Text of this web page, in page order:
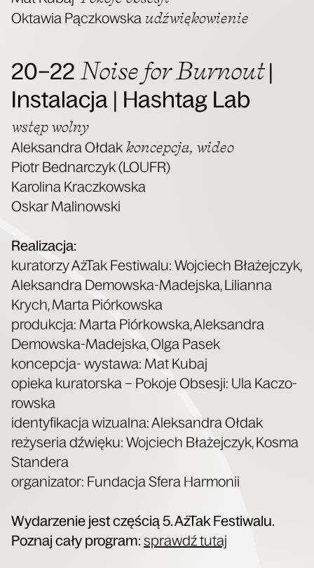
Okta­wia Pącz­kow­ska udźwię­ko­wie­nie
20–22 Noise for Burnout|
Instalacja | Hashtag Lab
wstęp wol­ny
Alek­san­dra Ołdak kon­cep­cja, wideo
Piotr Bed­nar­czyk (LOUFR)
Karo­li­na Kracz­kow­ska
Oskar Mali­now­ski
Reali­za­cja:
kura­to­rzy AżTak Festi­wa­lu: Woj­ciech Bła­żej­czyk,
Alek­san­dra Demow­ska-Madej­ska, Lilian­na
Krych, Mar­ta Piór­kow­ska
pro­duk­cja: Mar­ta Piór­kow­ska, Alek­san­dra
Demow­ska-Madej­ska, Olga Pasek
kon­cep­cja- wysta­wa: Mat Kubaj
opie­ka kura­tor­ska – Poko­je Obse­sji: Ula Kaczo­
row­ska
iden­ty­fi­ka­cja wizu­al­na: Alek­san­dra Ołdak
reży­se­ria dźwię­ku: Woj­ciech Bła­żej­czyk, Kosma
Stan­de­ra
orga­ni­za­tor: Fun­da­cja Sfe­ra Harmonii
Wyda­rze­nie jest czę­ścią 5. AżTak Festi­wa­lu.
Poznaj cały pro­gram: sprawdź tutaj